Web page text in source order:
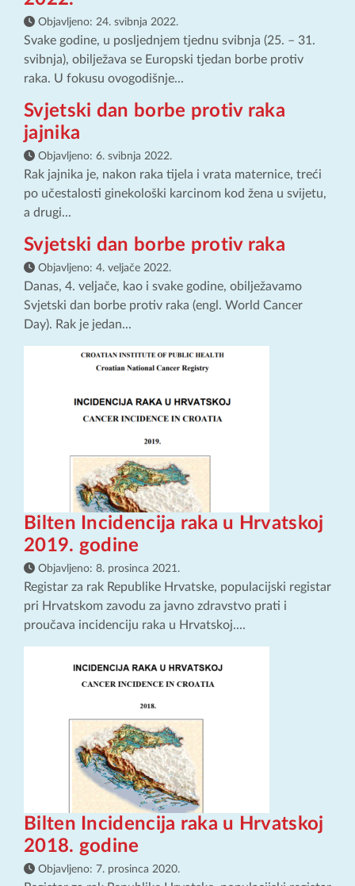
Objavljeno: 24. svibnja 2022.
Svake godine, u posljednjem tjednu svibnja (25. – 31.
svibnja), obilježava se Europski tjedan borbe protiv
raka. U fokusu ovogodišnje...
Svjetski dan borbe protiv raka
jajnika
Objavljeno: 6. svibnja 2022.
Rak jajnika je, nakon raka tijela i vrata maternice, treći
po učestalosti ginekološki karcinom kod žena u svijetu,
a drugi...
Svjetski dan borbe protiv raka
Objavljeno: 4. veljače 2022.
Danas, 4. veljače, kao i svake godine, obilježavamo
Svjetski dan borbe protiv raka (engl. World Cancer
Day). Rak je jedan...
Bilten Incidencija raka u Hrvatskoj
2019. godine
Objavljeno: 8. prosinca 2021.
Registar za rak Republike Hrvatske, populacijski registar
pri Hrvatskom zavodu za javno zdravstvo prati i
proučava incidenciju raka u Hrvatskoj....
Bilten Incidencija raka u Hrvatskoj
2018. godine
Objavljeno: 7. prosinca 2020.